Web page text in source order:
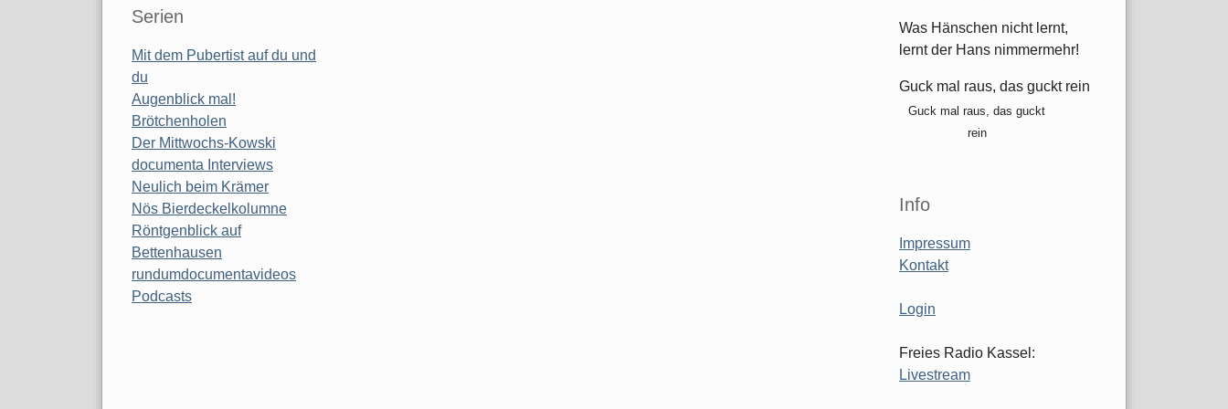
Serien
Mit dem Pubertist auf du und
du
Augenblick mal!
Brötchenholen
Der Mittwochs-Kowski
documenta Interviews
Neulich beim Krämer
Nös Bierdeckelkolumne
Röntgenblick auf
Bettenhausen
rundumdocumentavideos
Podcasts
Was Hänschen nicht lernt,
lernt der Hans nimmermehr!
Guck mal raus, das guckt rein
Guck mal raus, das guckt
rein
Info
Impressum
Kontakt
Login
Freies Radio Kassel:
Livestream